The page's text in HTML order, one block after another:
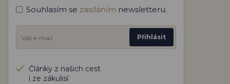
Souhlasím se zasíláním newsletteru.
Přihlásit
Články z našich cest
i ze zákulisí